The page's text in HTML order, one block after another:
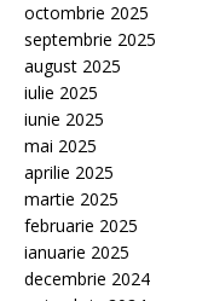
octombrie 2025
septembrie 2025
august 2025
iulie 2025
iunie 2025
mai 2025
aprilie 2025
martie 2025
februarie 2025
ianuarie 2025
decembrie 2024